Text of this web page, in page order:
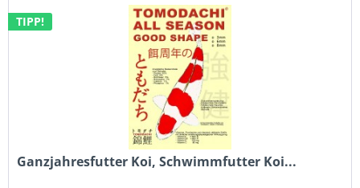
TIPP!
Ganzjahresfutter Koi, Schwimmfutter Koi...